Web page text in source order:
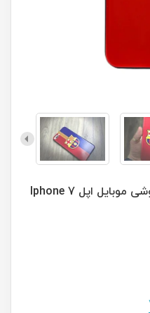
کاور مدل 2298 مناسب برای گوشی موبایل اپل Iphone 7